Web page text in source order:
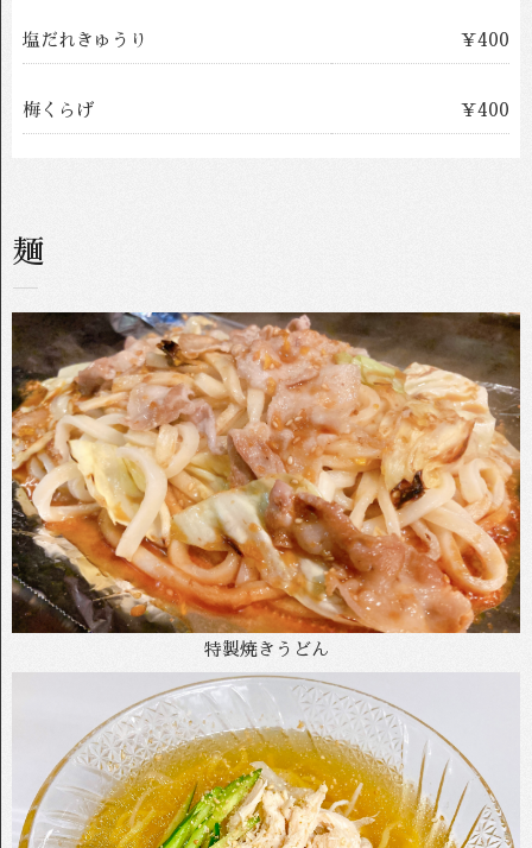
塩だれきゅうり ￥400
梅くらげ ￥400
麺
特製焼きうどん